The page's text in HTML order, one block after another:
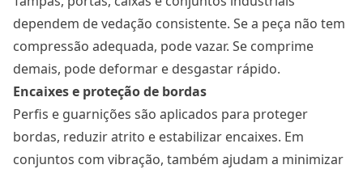
dependem de vedação consistente. Se a peça não tem
compressão adequada, pode vazar. Se comprime
demais, pode deformar e desgastar rápido.
Encaixes e proteção de bordas
Perfis e guarnições são aplicados para proteger
bordas, reduzir atrito e estabilizar encaixes. Em
conjuntos com vibração, também ajudam a minimizar